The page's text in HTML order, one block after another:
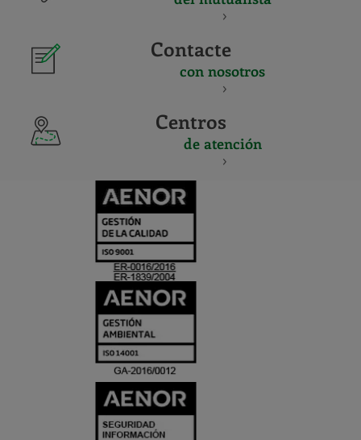
Contacte
con nosotros
Centros
de atención